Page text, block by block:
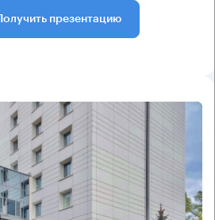
Получить презентацию